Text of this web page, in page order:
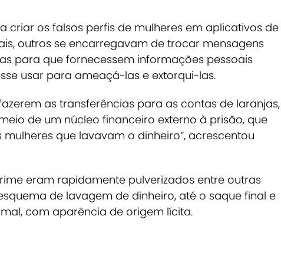
criar os falsos perfis de mulheres em aplicativos de
outros se encarregavam de trocar mensagens
para que fornecessem informações pessoais
usar para ameaçá-las e extorqui-las.
as transferências para as contas de laranjas,
de um núcleo financeiro externo à prisão, que
que lavavam o dinheiro”, acrescentou
eram rapidamente pulverizados entre outras
de lavagem de dinheiro, até o saque final e
com aparência de origem lícita.